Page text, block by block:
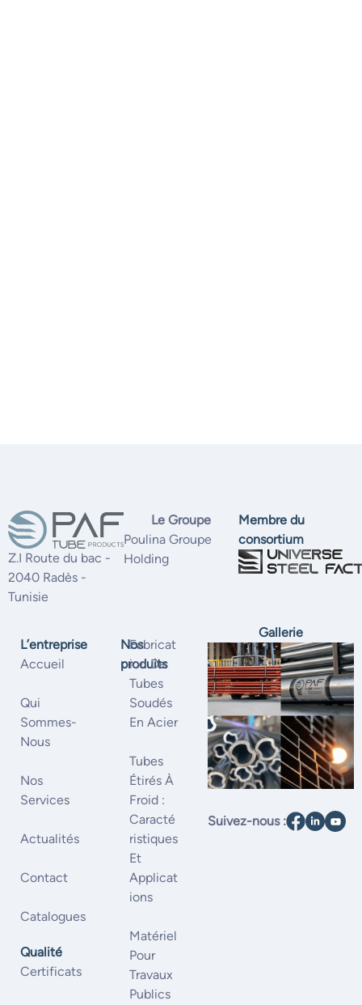
Z.I Route du bac -
2040 Radès -
Tunisie
Le Groupe
Poulina Groupe
Holding
Membre du
consortium
L’entreprise
Accueil
Qui
Sommes-
Nous
Nos
Services
Actualités
Contact
Catalogues
Qualité
Certificats
Nos
produits
Fabricat
Ion De
Tubes
Soudés
En Acier
Tubes
Étirés À
Froid :
Caracté
Ristiques
Et
Applicat
Ions
Matériel
Pour
Travaux
Publics
Gallerie
Suivez-nous :